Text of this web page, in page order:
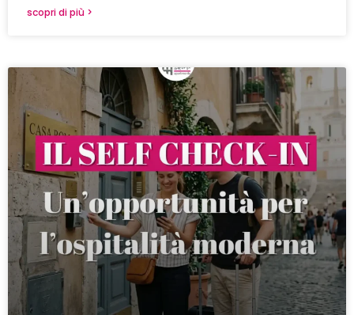
scopri di più >